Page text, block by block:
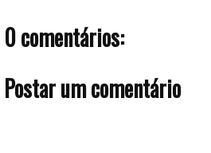
0 comentários:
Postar um comentário